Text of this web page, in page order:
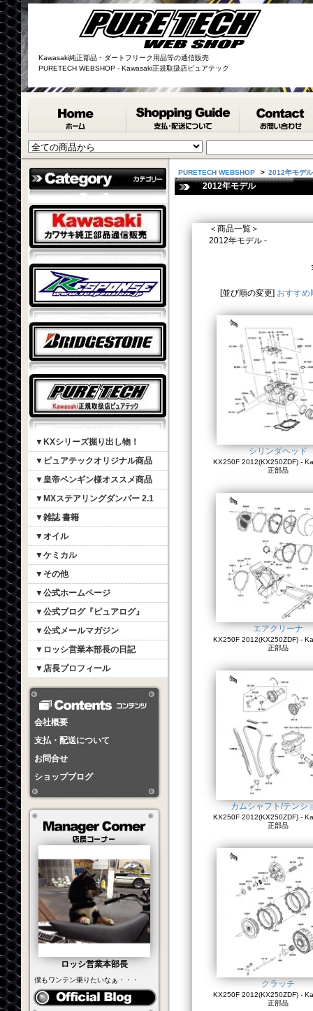
Kawasaki純正部品・ダートフリーク用品等の通信販売
PURETECH WEBSHOP - Kawasaki正規取扱店ピュアテック
▼KXシリーズ掘り出し物！
▼ピュアテックオリジナル商品
▼皇帝ペンギン様オススメ商品
▼MXステアリングダンパー 2.1
▼雑誌 書籍
▼オイル
▼ケミカル
▼その他
▼公式ホームページ
▼公式ブログ『ピュアログ』
▼公式メールマガジン
▼ロッシ営業本部長の日記
▼店長プロフィール
会社概要
支払・配送について
お問合せ
ショップブログ
ロッシ営業本部長
僕もワンテン乗りたいなぁ・・・
PURETECH WEBSHOP > 2012年モデル
2012年モデル
＜商品一覧＞
2012年モデル -
[並び順の変更] おすすめ
シリンダヘッド
KX250F 2012(KX250ZDF) -
正部品
エアクリーナ
KX250F 2012(KX250ZDF) -
正部品
カムシャフト/テンシ
KX250F 2012(KX250ZDF) -
正部品
クラッチ
KX250F 2012(KX250ZDF) -
正部品